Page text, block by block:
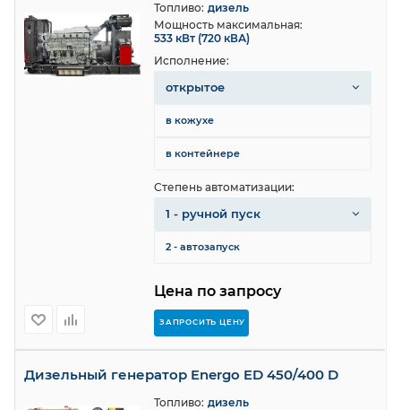
Цена по запросу
ЗАПРОСИТЬ ЦЕНУ
Топливо: дизель
Мощность максимальная:
533 кВт (720 кВА)
Исполнение:
открытое
в кожухе
в контейнере
Степень автоматизации:
1 - ручной пуск
2 - автозапуск
Дизельный генератор Energo ED 450/400 D
Топливо: дизель